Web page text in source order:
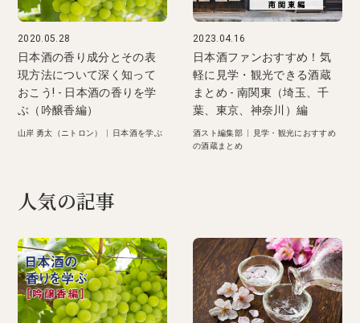
2020.05.28
日本酒の香り成分とその表
現方法について深く知って
おこう! - 日本酒の香りを学
ぶ（吟醸香編）
山岸 勇太（ニトロン） 日本酒を学ぶ
2023.04.16
日本酒ファンおすすめ！気
軽に見学・観光できる酒蔵
まとめ - 南関東（埼玉、千
葉、東京、神奈川）編
酒スト編集部
見学・観光におすすめ
の酒蔵まとめ
人気の記事